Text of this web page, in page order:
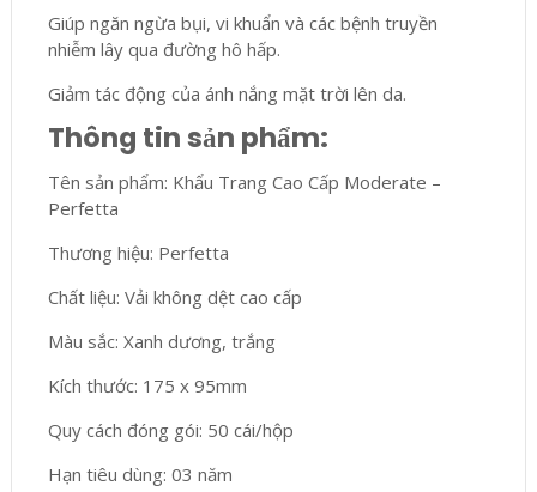
Giúp ngăn ngừa bụi, vi khuẩn và các bệnh truyền
nhiễm lây qua đường hô hấp.
Giảm tác động của ánh nắng mặt trời lên da.
Thông tin sản phẩm:
Tên sản phẩm: Khẩu Trang Cao Cấp Moderate –
Perfetta
Thương hiệu: Perfetta
Chất liệu: Vải không dệt cao cấp
Màu sắc: Xanh dương, trắng
Kích thước: 175 x 95mm
Quy cách đóng gói: 50 cái/hộp
Hạn tiêu dùng: 03 năm